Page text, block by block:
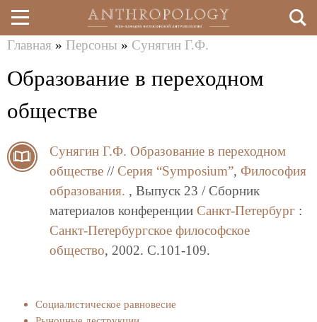
Перейти
к
здесь
Главная » Персоны » Сунягин Г.Ф.
Образование в переходном
обществе
Сунягин Г.Ф. Образование в переходном
обществе // Серия “Symposium”, Философия
образования. , Выпуск 23 / Сборник
материалов конференции Санкт-Петербург :
Санкт-Петербургское философское
общество, 2002. C.101-109.
Социалистическое равновесие